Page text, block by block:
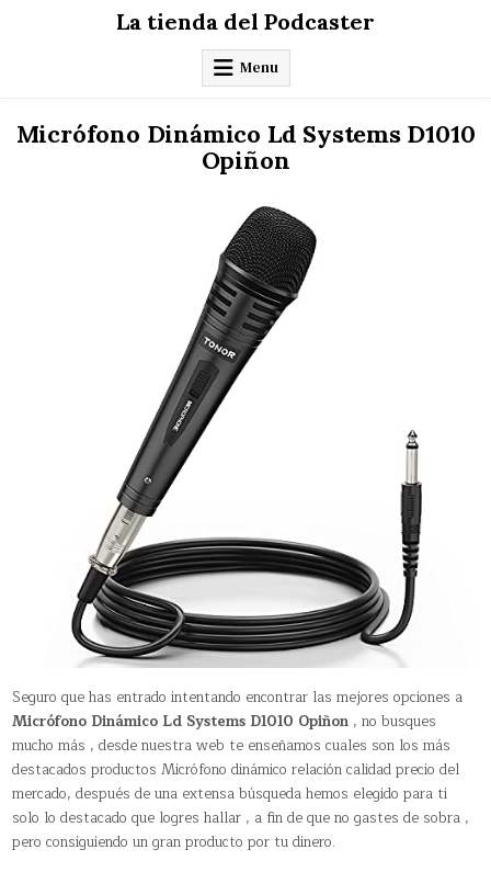
La tienda del Podcaster
Menu
Micrófono Dinámico Ld Systems D1010
Opiñon
Seguro que has entrado intentando encontrar las mejores opciones a
Micrófono Dinámico Ld Systems D1010 Opiñon , no busques
mucho más , desde nuestra web te enseñamos cuales son los más
destacados productos Micrófono dinámico relación calidad precio del
mercado, después de una extensa búsqueda hemos elegido para ti
solo lo destacado que logres hallar , a fin de que no gastes de sobra ,
pero consiguiendo un gran producto por tu dinero.